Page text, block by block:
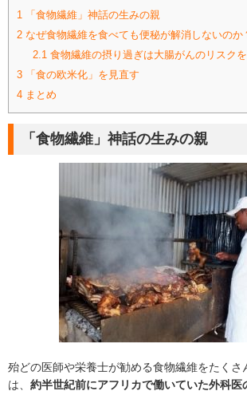
1 「食物繊維」神話の生みの親
2 なぜ食物繊維を食べても便秘が解消しないのか
2.1食物繊維の摂り過ぎは大腸がんのリスク
3 「食の欧米化」を見直す
4 まとめ
「食物繊維」神話の生みの親
殆どの医師や栄養士が勧める食物繊維をたくさ
は、 約半世紀前にアフリカで働いていた外科医